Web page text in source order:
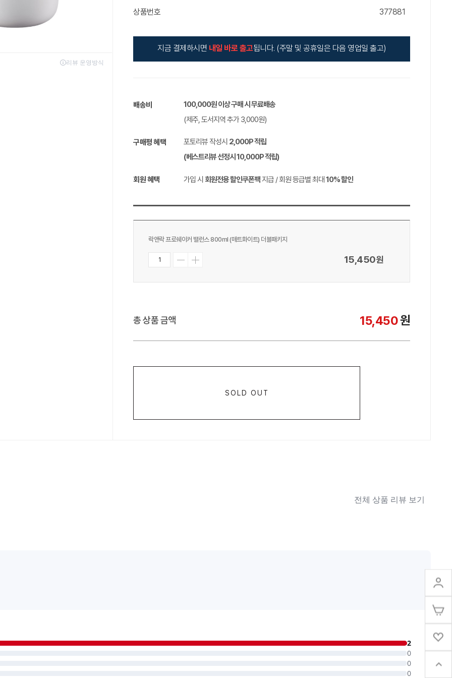
상품번호 377881
지금 결제하시면 내일 바로 출고됩니다. (주말 및 공휴일은 다음 영업일 출고)
배송비
100,000원 이상 구매 시 무료배송
(제주, 도서지역 추가3,000원)
구매평 혜택 포토리뷰 작성시 2,000P적립
(베스트리뷰 선정시 10,000P적립)
회원 혜택 가입 시 회원전용 할인쿠폰팩지급 / 회원 등급별 최대 10%할인
락앤락 프로쉐이커 밸런스 800ml (매트화이트) 더블패키지
15,450원
총 상품 금액 15,450원
SOLD OUT